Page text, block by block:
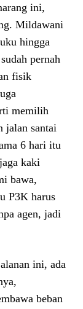
ini,
Mildawani
hingga
pernah
fisik
memilih
jalan santai
6 hari itu
kaki
bawa,
P3K harus
agen, jadi
ini, ada
beban